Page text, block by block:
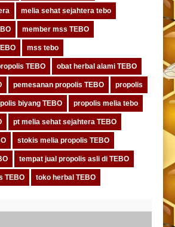
melia sehat sejahtera tebo
member mss TEBO
mss tebo
TEBO obat herbal alami TEBO
pemesanan propolis TEBO propolis
biyang TEBO propolis melia tebo
pt melia sehat sejahtera TEBO
stokis melia propolis TEBO
tempat jual propolis asli di TEBO
TEBO toko herbal TEBO